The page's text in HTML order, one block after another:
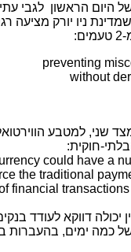
היום הראשון לגבי
ניו יורק מציעה
שני, למטבע
חוקית:
the traditional
financial transactions
יכולה דווקא לעודד
כמה ימים, בהעברות